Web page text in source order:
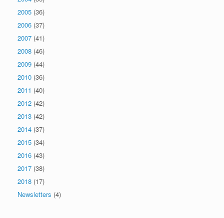
2005 (36)
2006 (37)
2007 (41)
2008 (46)
2009 (44)
2010 (36)
2011 (40)
2012 (42)
2013 (42)
2014 (37)
2015 (34)
2016 (43)
2017 (38)
2018 (17)
Newsletters (4)